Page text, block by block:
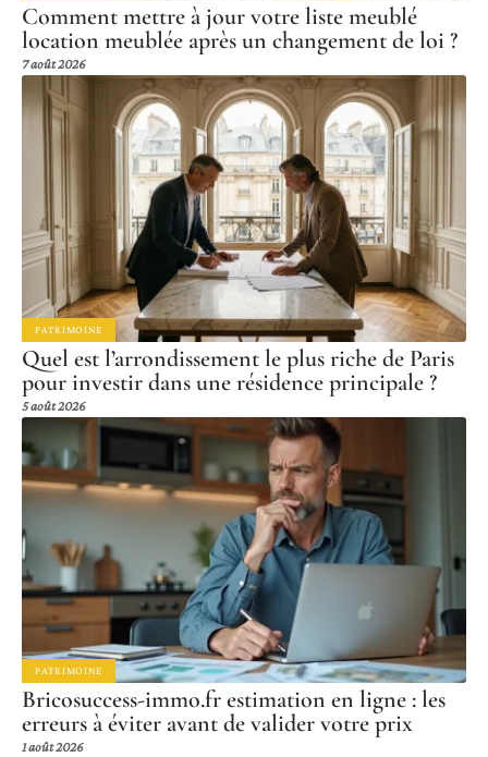
Comment mettre à jour votre liste meublé
location meublée après un changement de loi ?
7 août 2026
PATRIMOINE
Quel est l’arrondissement le plus riche de Paris
pour investir dans une résidence principale ?
5 août 2026
PATRIMOINE
Bricosuccess-immo.fr estimation en ligne : les
erreurs à éviter avant de valider votre prix
1 août 2026